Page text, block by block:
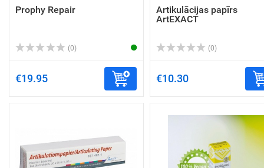
Prophy Repair
(0)
€19.95
Artikulācijas papīrs
ArtEXACT
(0)
€10.30